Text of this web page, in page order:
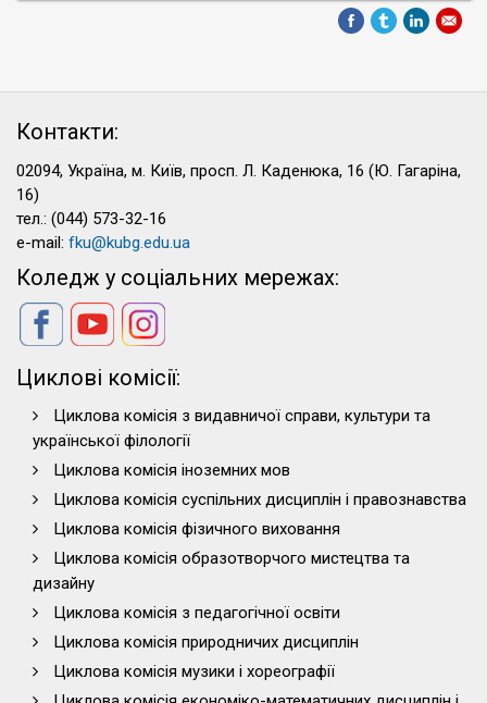
Контакти:
02094, Україна, м. Київ, просп. Л. Каденюка, 16 (Ю. Гагаріна,
16)
тел.: (044) 573-32-16
e-mail: fku@kubg.edu.ua
Коледж у соціальних мережах:
Циклові комісії:
Циклова комісія з видавничої справи, культури та
української філології
Циклова комісія іноземних мов
Циклова комісія суспільних дисциплін і правознавства
Циклова комісія фізичного виховання
Циклова комісія образотворчого мистецтва та
дизайну
Циклова комісія з педагогічної освіти
Циклова комісія природничих дисциплін
Циклова комісія музики і хореографії